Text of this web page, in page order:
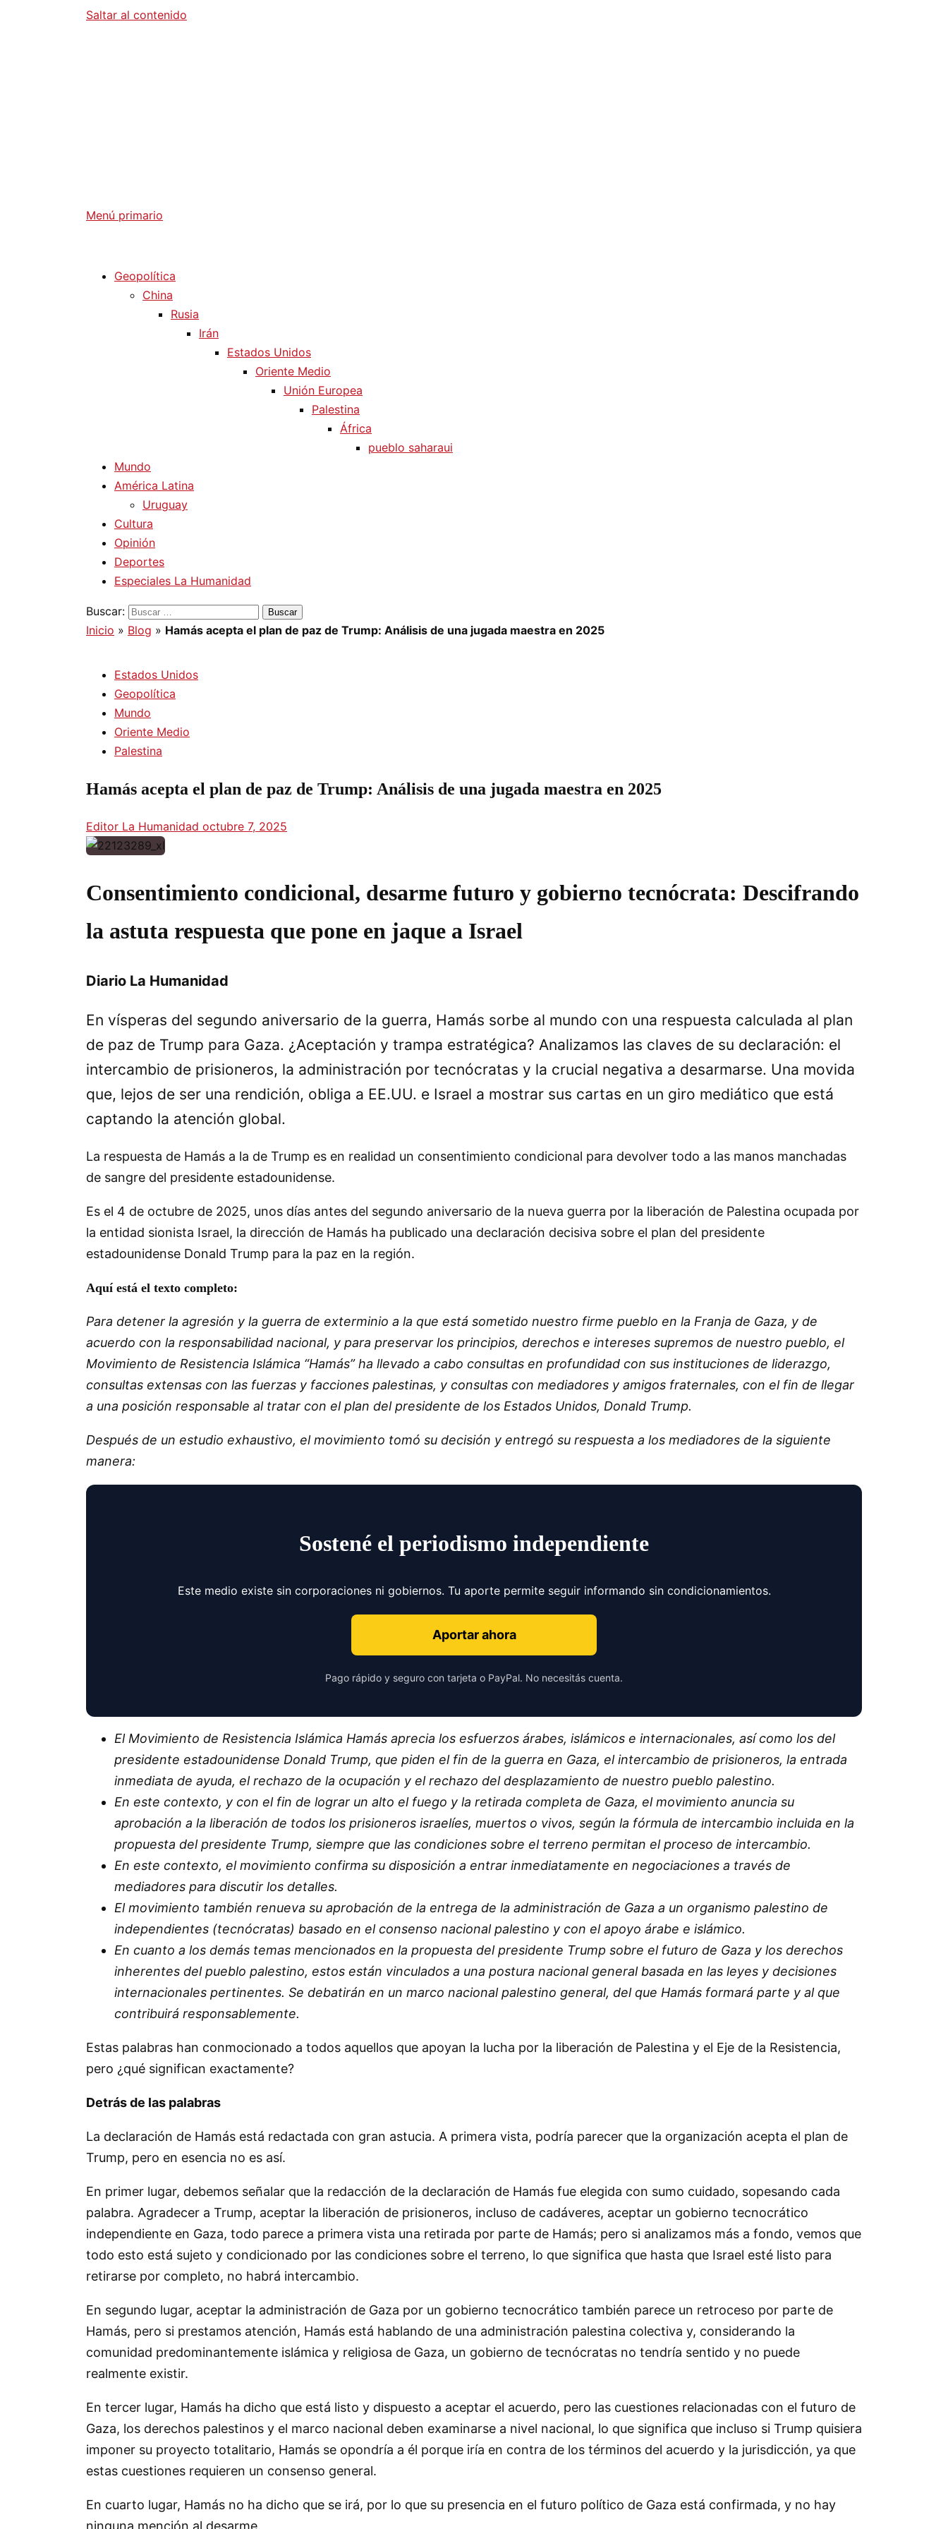
Saltar al contenido
Menú primario
Geopolítica
China
Rusia
Irán
Estados Unidos
Oriente Medio
Unión Europea
Palestina
África
pueblo saharaui
Mundo
América Latina
Uruguay
Cultura
Opinión
Deportes
Especiales La Humanidad
Buscar:
Inicio » Blog » Hamás acepta el plan de paz de Trump: Análisis de una jugada maestra en 2025
Estados Unidos
Geopolítica
Mundo
Oriente Medio
Palestina
Hamás acepta el plan de paz de Trump: Análisis de una jugada maestra en 2025
Editor La Humanidad octubre 7, 2025
Consentimiento condicional, desarme futuro y gobierno tecnócrata: Descifrando
la astuta respuesta que pone en jaque a Israel
Diario La Humanidad
En vísperas del segundo aniversario de la guerra, Hamás sorbe al mundo con una respuesta calculada al plan
de paz de Trump para Gaza. ¿Aceptación y trampa estratégica? Analizamos las claves de su declaración: el
intercambio de prisioneros, la administración por tecnócratas y la crucial negativa a desarmarse. Una movida
que, lejos de ser una rendición, obliga a EE.UU. e Israel a mostrar sus cartas en un giro mediático que está
captando la atención global.
La respuesta de Hamás a la de Trump es en realidad un consentimiento condicional para devolver todo a las manos manchadas
de sangre del presidente estadounidense.
Es el 4 de octubre de 2025, unos días antes del segundo aniversario de la nueva guerra por la liberación de Palestina ocupada por
la entidad sionista Israel, la dirección de Hamás ha publicado una declaración decisiva sobre el plan del presidente
estadounidense Donald Trump para la paz en la región.
Aquí está el texto completo:
Para detener la agresión y la guerra de exterminio a la que está sometido nuestro firme pueblo en la Franja de Gaza, y de
acuerdo con la responsabilidad nacional, y para preservar los principios, derechos e intereses supremos de nuestro pueblo, el
Movimiento de Resistencia Islámica “Hamás” ha llevado a cabo consultas en profundidad con sus instituciones de liderazgo,
consultas extensas con las fuerzas y facciones palestinas, y consultas con mediadores y amigos fraternales, con el fin de llegar
a una posición responsable al tratar con el plan del presidente de los Estados Unidos, Donald Trump.
Después de un estudio exhaustivo, el movimiento tomó su decisión y entregó su respuesta a los mediadores de la siguiente
manera:
Sostené el periodismo independiente
Este medio existe sin corporaciones ni gobiernos. Tu aporte permite seguir informando sin condicionamientos.
Aportar ahora
Pago rápido y seguro con tarjeta o PayPal. No necesitás cuenta.
El Movimiento de Resistencia Islámica Hamás aprecia los esfuerzos árabes, islámicos e internacionales, así como los del
presidente estadounidense Donald Trump, que piden el fin de la guerra en Gaza, el intercambio de prisioneros, la entrada
inmediata de ayuda, el rechazo de la ocupación y el rechazo del desplazamiento de nuestro pueblo palestino.
En este contexto, y con el fin de lograr un alto el fuego y la retirada completa de Gaza, el movimiento anuncia su
aprobación a la liberación de todos los prisioneros israelíes, muertos o vivos, según la fórmula de intercambio incluida en la
propuesta del presidente Trump, siempre que las condiciones sobre el terreno permitan el proceso de intercambio.
En este contexto, el movimiento confirma su disposición a entrar inmediatamente en negociaciones a través de
mediadores para discutir los detalles.
El movimiento también renueva su aprobación de la entrega de la administración de Gaza a un organismo palestino de
independientes (tecnócratas) basado en el consenso nacional palestino y con el apoyo árabe e islámico.
En cuanto a los demás temas mencionados en la propuesta del presidente Trump sobre el futuro de Gaza y los derechos
inherentes del pueblo palestino, estos están vinculados a una postura nacional general basada en las leyes y decisiones
internacionales pertinentes. Se debatirán en un marco nacional palestino general, del que Hamás formará parte y al que
contribuirá responsablemente.
Estas palabras han conmocionado a todos aquellos que apoyan la lucha por la liberación de Palestina y el Eje de la Resistencia,
pero ¿qué significan exactamente?
Detrás de las palabras
La declaración de Hamás está redactada con gran astucia. A primera vista, podría parecer que la organización acepta el plan de
Trump, pero en esencia no es así.
En primer lugar, debemos señalar que la redacción de la declaración de Hamás fue elegida con sumo cuidado, sopesando cada
palabra. Agradecer a Trump, aceptar la liberación de prisioneros, incluso de cadáveres, aceptar un gobierno tecnocrático
independiente en Gaza, todo parece a primera vista una retirada por parte de Hamás; pero si analizamos más a fondo, vemos que
todo esto está sujeto y condicionado por las condiciones sobre el terreno, lo que significa que hasta que Israel esté listo para
retirarse por completo, no habrá intercambio.
En segundo lugar, aceptar la administración de Gaza por un gobierno tecnocrático también parece un retroceso por parte de
Hamás, pero si prestamos atención, Hamás está hablando de una administración palestina colectiva y, considerando la
comunidad predominantemente islámica y religiosa de Gaza, un gobierno de tecnócratas no tendría sentido y no puede
realmente existir.
En tercer lugar, Hamás ha dicho que está listo y dispuesto a aceptar el acuerdo, pero las cuestiones relacionadas con el futuro de
Gaza, los derechos palestinos y el marco nacional deben examinarse a nivel nacional, lo que significa que incluso si Trump quisiera
imponer su proyecto totalitario, Hamás se opondría a él porque iría en contra de los términos del acuerdo y la jurisdicción, ya que
estas cuestiones requieren un consenso general.
En cuarto lugar, Hamás no ha dicho que se irá, por lo que su presencia en el futuro político de Gaza está confirmada, y no hay
ninguna mención al desarme.